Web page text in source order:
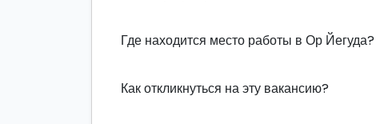
Где находится место работы в Ор Йегуда?
Как откликнуться на эту вакансию?